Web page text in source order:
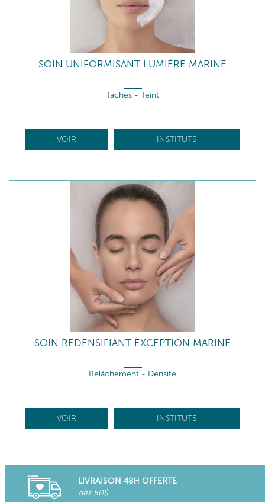
SOIN UNIFORMISANT LUMIÈRE MARINE
Taches - Teint
VOIR INSTITUTS
SOIN REDENSIFIANT EXCEPTION MARINE
Relâchement - Densité
VOIR INSTITUTS
LIVRAISON 48H OFFERTE
dès 50$